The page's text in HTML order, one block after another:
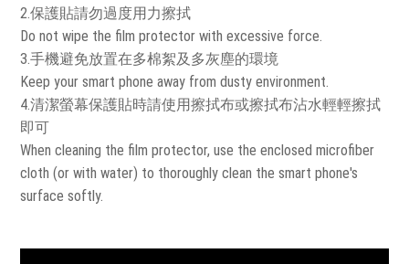
2.保護貼請勿過度用力擦拭
Do not wipe the film protector with excessive force.
3.手機避免放置在多棉絮及多灰塵的環境
Keep your smart phone away from dusty environment.
4.清潔螢幕保護貼時請使用擦拭布或擦拭布沾水輕輕擦拭
即可
When cleaning the film protector, use the enclosed microfiber
cloth (or with water) to thoroughly clean the smart phone's
surface softly.